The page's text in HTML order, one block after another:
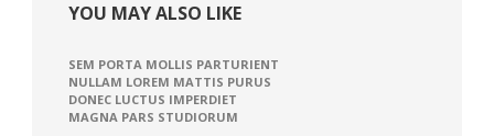
YOU MAY ALSO LIKE
SEM PORTA MOLLIS PARTURIENT
NULLAM LOREM MATTIS PURUS
DONEC LUCTUS IMPERDIET
MAGNA PARS STUDIORUM